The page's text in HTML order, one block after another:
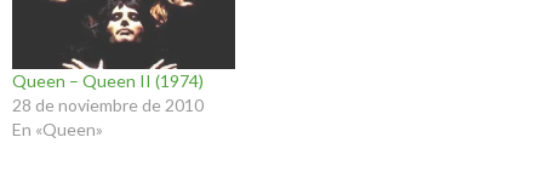
Queen – Queen II (1974)
28 de noviembre de 2010
En «Queen»